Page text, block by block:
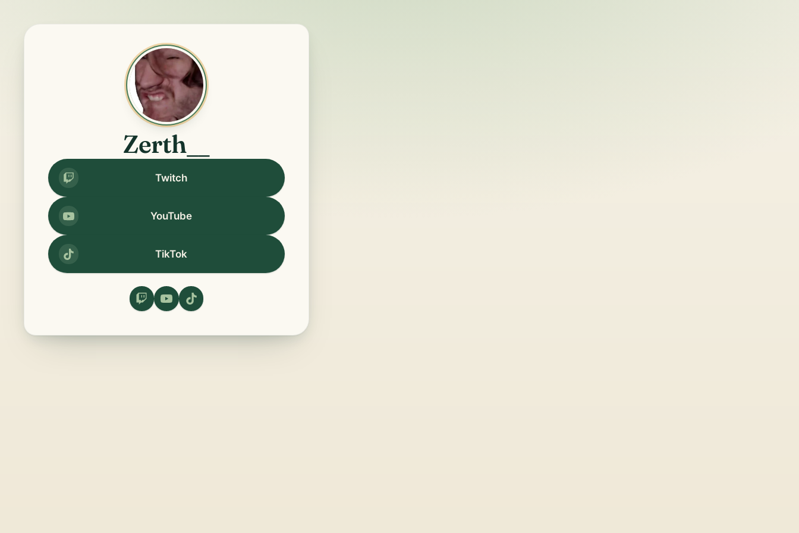
Zerth__
Twitch
YouTube
TikTok